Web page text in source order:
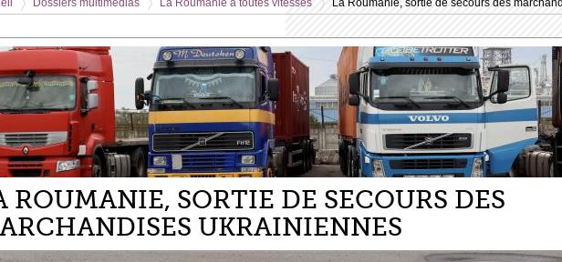
de
chaîne
Dossiers
>
Dossiers multimédias
>
La Roumanie à toutes vitesses
>
La Roumanie, sortie de secours des
ROUMANIE, SORTIE DE SECOURS DES
UKRAINIENNES